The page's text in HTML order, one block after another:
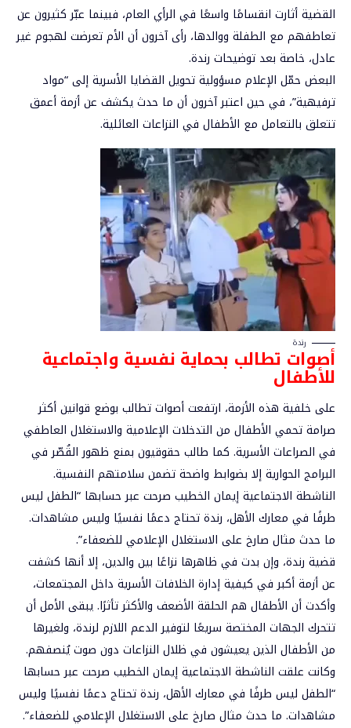
القضية أثارت انقسامًا واسعًا في الرأي العام، فبينما عبّر كثيرون عن
تعاطفهم مع الطفلة ووالدها، رأى آخرون أن الأم تعرضت لهجوم غير
عادل، خاصة بعد توضيحات رندة.
البعض حمّل الإعلام مسؤولية تحويل القضايا الأسرية إلى “مواد
ترفيهية”، في حين اعتبر آخرون أن ما حدث يكشف عن أزمة أعمق
تتعلق بالتعامل مع الأطفال في النزاعات العائلية.
رندة
أصوات تطالب بحماية نفسية واجتماعية
للأطفال
على خلفية هذه الأزمة، ارتفعت أصوات تطالب بوضع قوانين أكثر
صرامة تحمي الأطفال من التدخلات الإعلامية والاستغلال العاطفي
في الصراعات الأسرية. كما طالب حقوقيون بمنع ظهور القُصّر في
البرامج الحوارية إلا بضوابط واضحة تضمن سلامتهم النفسية.
الناشطة الاجتماعيةإيمان الخطيب صرحت عبر حسابها “الطفل ليس
طرفًا في معارك الأهل، رندة تحتاج دعمًا نفسيًا وليس مشاهدات.
ما حدث مثال صارخ على الاستغلال الإعلامي للضعفاء”.
قضية رندة، وإن بدت في ظاهرها نزاعًا بين والدين، إلا أنها كشفت
عن أزمة أكبر في كيفية إدارة الخلافات الأسرية داخل المجتمعات،
وأكدت أن الأطفال هم الحلقة الأضعف والأكثر تأثرًا. يبقى الأمل أن
تتحرك الجهات المختصة سريعًا لتوفير الدعم اللازم لرندة، ولغيرها
من الأطفال الذين يعيشون في ظلال النزاعات دون صوت يُنصفهم.
وكانت علقت الناشطة الاجتماعيةإيمان الخطيب صرحت عبر حسابها
“الطفل ليس طرفًا في معارك الأهل، رندة تحتاج دعمًا نفسيًا وليس
مشاهدات. ما حدث مثال صارخ على الاستغلال الإعلامي للضعفاء”.